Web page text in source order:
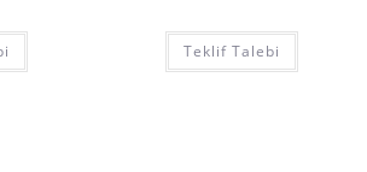
Teklif Talebi